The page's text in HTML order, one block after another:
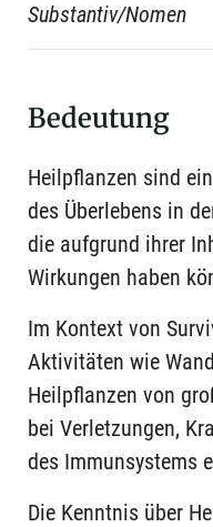
Substantiv/Nomen
Bedeutung
Heilpflanzen sind
des Überlebens in
die aufgrund ihrer
Wirkungen haben
Im Kontext von
Aktivitäten wie
Heilpflanzen von
bei Verletzungen,
des Immunsystems
Die Kenntnis über